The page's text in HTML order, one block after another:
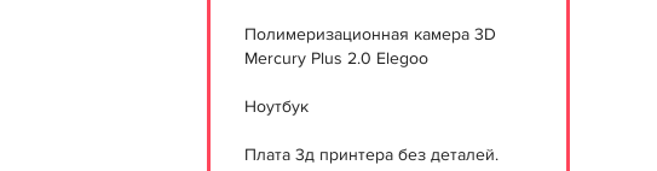
Полимеризационная камера 3D
Mercury Plus 2.0 Elegoo
Ноутбук
Плата 3д принтера без деталей.